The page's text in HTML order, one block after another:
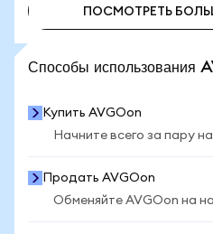
ПОСМОТРЕТЬ
Способы
Купить AVGOon
Начните всего за пару
Продать AVGOon
Обменяйте AVGOon на